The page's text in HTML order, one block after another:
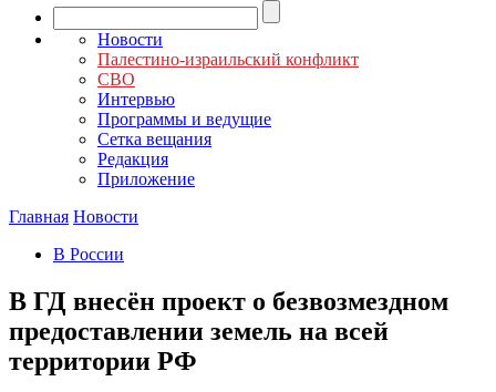
Новости
Палестино-израильский конфликт
СВО
Интервью
Программы и ведущие
Сетка вещания
Редакция
Приложение
Главная Новости
В России
В ГД внесён проект о безвозмездном
предоставлении земель на всей
территории РФ